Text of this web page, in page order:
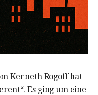
Kenneth Rogoff hat
Es ging um eine